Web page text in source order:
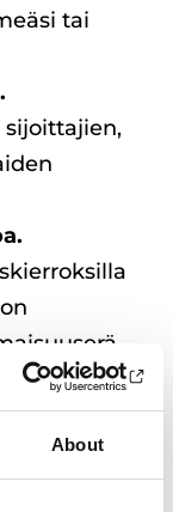
About
tai
on suuri:
ennen
– tai